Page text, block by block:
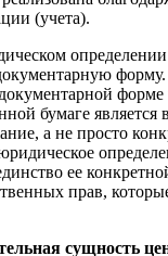
(учета).
форме
бумаге является
а не просто
ее
прав,
сущность